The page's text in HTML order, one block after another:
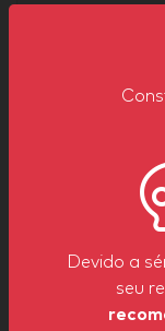
Fala
Devido a
seu